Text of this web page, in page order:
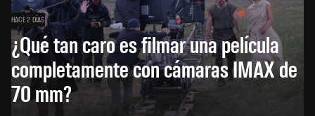
HACE 2 DÍAS
¿Qué tan caro es filmar una película
completamente con cámaras IMAX de
70 mm?